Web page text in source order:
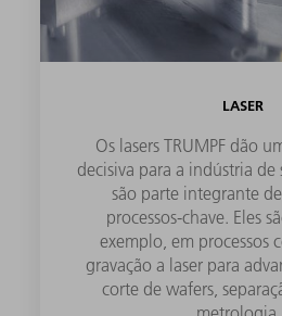
LASER
Os lasers TRUMPF dão
decisiva para a indústria
são parte integrante
processos-chave. Eles
exemplo, em processos
gravação a laser para
corte de wafers,